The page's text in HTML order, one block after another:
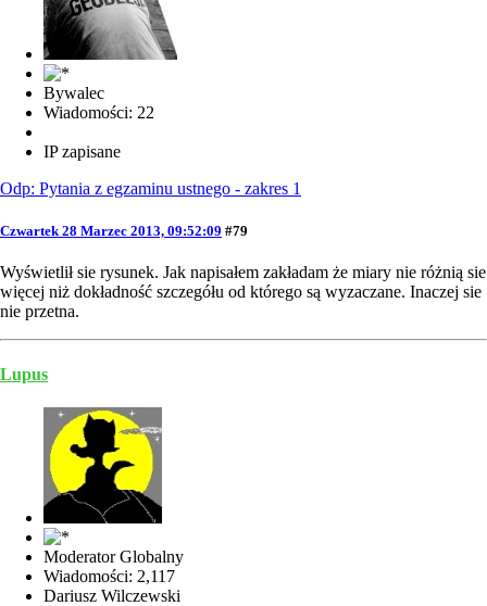
Bywalec
Wiadomości: 22
IP zapisane
Odp: Pytania z egzaminu ustnego - zakres 1
Czwartek 28 Marzec 2013, 09:52:09 #79
Wyświetlił sie rysunek. Jak napisałem zakładam że miary nie różnią sie
więcej niż dokładność szczegółu od którego są wyzaczane. Inaczej sie
nie przetna.
Lupus
Moderator Globalny
Wiadomości: 2,117
Dariusz Wilczewski